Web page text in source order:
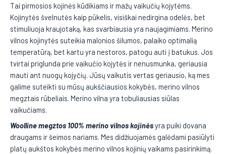
Tai pirmosios kojinės kūdikiams ir mažų vaikučių kojytėms.
Kojinytės švelnutės kaip pūkelis, visiškai nedirgina odelės, bet
stimuliuoja kraujotaką, kas svarbiausia yra naujagimiams. Merino
vilnos kojinytės suteikia malonios šilumos, palaiko optimalią
temperatūrą, bet kartu yra nestoros, patogu auti į batukus. Jos
tvirtai priglunda prie vaikučio kojytės ir nenusmunka, geriausia
mauti ant nuogų kojyčių. Jūsų vaikutis vertas geriausio, ką mes
galime suteikti su mūsų aukščiausios kokybės, merino vilnos
megztais rūbeliais. Merino vilna yra tobuliausias siūlas
vaikučiams.
Woolline megztos 100% merino vilnos kojinėsyra puiki dovana
draugams ir šeimos nariams. Mes didžiuojamės galėdami pasiūlyti
platų aukštos kokybės merino vilnos kojinių vaikams pasirinkimą.